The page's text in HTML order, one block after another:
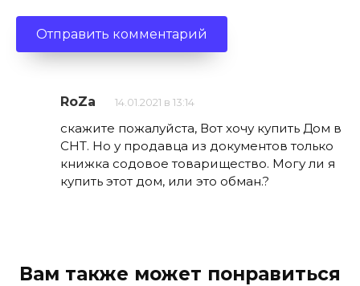
RoZa 14.01.2021 в 13:14
скажите пожалуйста, Вот хочу купить Дом в
СНТ. Но у продавца из документов только
книжка содовое товарищество. Могу ли я
купить этот дом, или это обман.?
Вам также может понравиться